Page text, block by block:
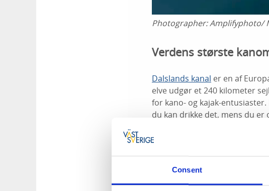
Consent
Photographer:Amplifyphoto/
Verdens største
Dalslands kanal er en af
elve udgør et 240 kilometer
for kano- og kajak-
du kan drikke det, mens du er
Det er også her verdens
dagens strabadser afholdes
maratonet sted den 10.